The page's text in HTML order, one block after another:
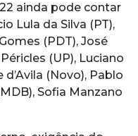
ainda pode contar
Lula da Silva (PT),
(PDT), José
(UP), Luciano
d’Avila (Novo), Pablo
Sofia Manzano